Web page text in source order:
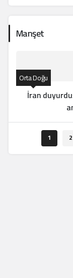
Manşet
Orta Doğu
İran
1 2